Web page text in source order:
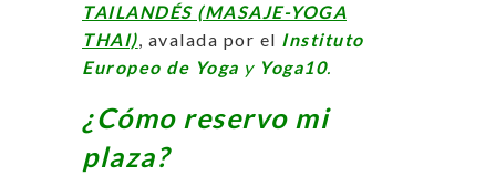
TAILANDÉS (MASAJE-YOGA
THAI), avalada por el Instituto
Europeo de Yoga y Yoga10.
¿Cómo reservo mi
plaza?